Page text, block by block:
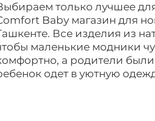
только лучшее
Baby магазин для
Все изделия из
маленькие модники
а родители были
одет в уютную